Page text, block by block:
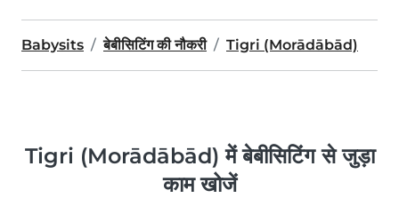
Babysits बेबीसिटिंग की नौकरी Tigri (Morādābād)
Tigri (Morādābād) में बेबीसिटिंग से जुड़ा
काम खोजें